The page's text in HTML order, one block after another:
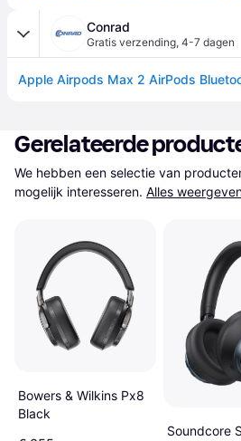
Conrad
Gratis verzending, 4-7 dagen
Gerelateerde
We hebben een selectie van
mogelijk interesseren. Alles
Bowers & Wilkins Px8
Black
Soundcore